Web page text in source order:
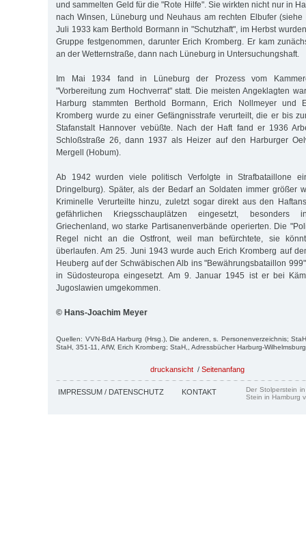
und sammelten Geld für die "Rote Hilfe". Sie wirkten nicht nur in
nach Winsen, Lüneburg und Neuhaus am rechten Elbufer (siehe
Juli 1933 kam Berthold Bormann in "Schutzhaft", im Herbst
Gruppe festgenommen, darunter Erich Kromberg. Er kam
an der Wetternstraße, dann nach Lüneburg in Untersuchungshaft.
Im Mai 1934 fand in Lüneburg der Prozess vom
"Vorbereitung zum Hochverrat" statt. Die meisten Angeklagten
Harburg stammten Berthold Bormann, Erich Nollmeyer und
Kromberg wurde zu einer Gefängnisstrafe verurteilt, die er bis
Stafanstalt Hannover vebüßte. Nach der Haft fand er 1936
Schloßstraße 26, dann 1937 als Heizer auf den Harburger
Mergell (Hobum).
Ab 1942 wurden viele politisch Verfolgte in Strafbataillone
Dringelburg). Später, als der Bedarf an Soldaten immer größer
Kriminelle Verurteilte hinzu, zuletzt sogar direkt aus den
gefährlichen Kriegsschauplätzen eingesetzt, besonders
Griechenland, wo starke Partisanenverbände operierten. Die
Regel nicht an die Ostfront, weil man befürchtete, sie
überlaufen. Am 25. Juni 1943 wurde auch Erich Kromberg auf
Heuberg auf der Schwäbischen Alb ins "Bewährungsbataillon
in Südosteuropa eingesetzt. Am 9. Januar 1945 ist er bei
Jugoslawien umgekommen.
© Hans-Joachim Meyer
Quellen: VVN-BdA Harburg (Hrsg.), Die anderen, s. Personenverzeichnis;
StaH, 351-11, AfW, Erich Kromberg; StaH,, Adressbücher Harburg-
druckansicht / Seitenanfang
IMPRESSUM / DATENSCHUTZ KONTAKT
Der Stolperstein
Stein in Hamburg